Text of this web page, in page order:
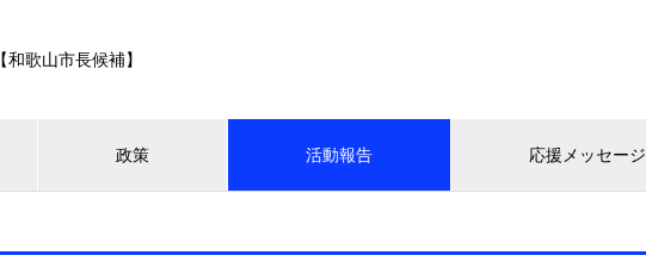
【和歌山市長候補】
政策 活動報告 応援メッセージ